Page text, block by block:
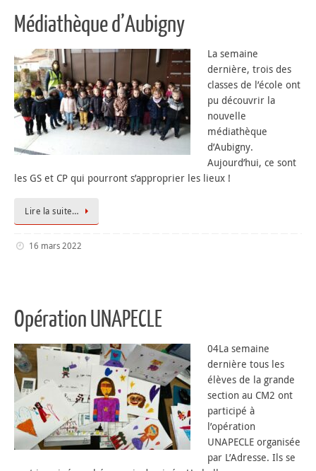
Médiathèque d’Aubigny
La semaine
dernière, trois des
classes de l’école ont
pu découvrir la
nouvelle
médiathèque
d’Aubigny.
Aujourd’hui, ce sont
les GS et CP qui pourront s’approprier les lieux !
Lire la suite…
16 mars 2022
Opération UNAPECLE
04La semaine
dernière tous les
élèves de la grande
section au CM2 ont
participé à
l’opération
UNAPECLE organisée
par L’Adresse. Ils se